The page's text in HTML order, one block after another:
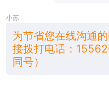
小苏
为节省您在线沟通
接拨打电话：
同号）